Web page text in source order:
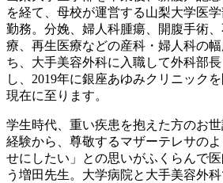
を経て、母校が運営する山梨大学医
勤務。分娩、婦人科腫瘍、開腹手術
療、再生医療などの産科・婦人科の
ち、大手美容外科に入職して外科部
し、2019年に銀座あゆみクリニック
現在に至ります。
学生時代、重い疾患を抱えた方のお
経験から、尊敬するマザーテレサの
せにしたい」との思いがふくらんで
う増田先生。大学病院と大手美容外